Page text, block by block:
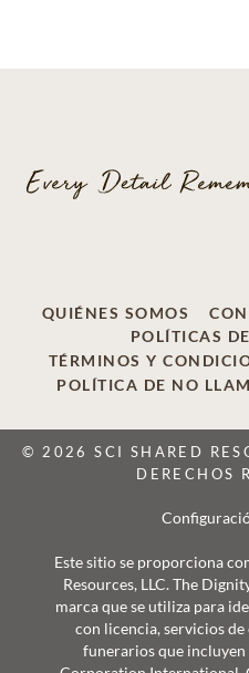
QUIÉNES SOMOS
POLÍTICAS
TÉRMINOS Y
POLÍTICA DE NO
© 2026 SCI SHARED
DERECHOS
Este sitio se proporciona
Resources, LLC. The
marca que se utiliza para
con licencia, servicios
funerarios que incluyen